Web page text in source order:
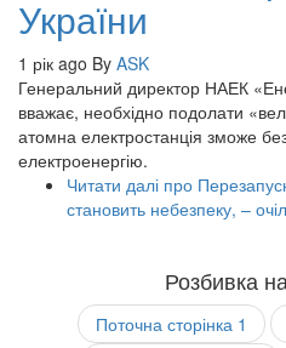
України
1 рік ago By ASK
Генеральний директор НАЕК
вважає, необхідно подолати
атомна електростанція зможе
електроенергію.
Читати далі про
становить небезпеку, –
Розбивка
Поточна сторінка 1